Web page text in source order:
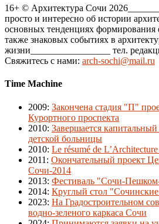
16+ © Архитектура Сочи
просто и интересно об истории
основных тенденциях формирования
также знаковых событиях в
жизни_________________ тел.
Свяжитесь с нами: arch-sochi@mail.ru
Time Machine
2009: Закончена стадия "П"
Курортного проспекта
2010: Завершается
детской больницы
2010: Le résumé de
2011 : Окончательный проект
Сочи-2014
2013: Фестиваль "Сочи-
2014: Круглый стол
2023: На Градостроительном
водно-зеленого каркаса Сочи